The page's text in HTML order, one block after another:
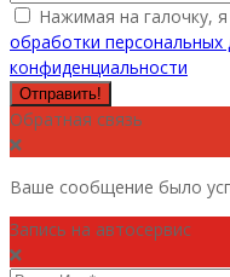
Нажимая на галочку,
обработки персональных
конфиденциальности
Отправить!
Обратная связь
Ваше сообщение было
Запись на автосервис